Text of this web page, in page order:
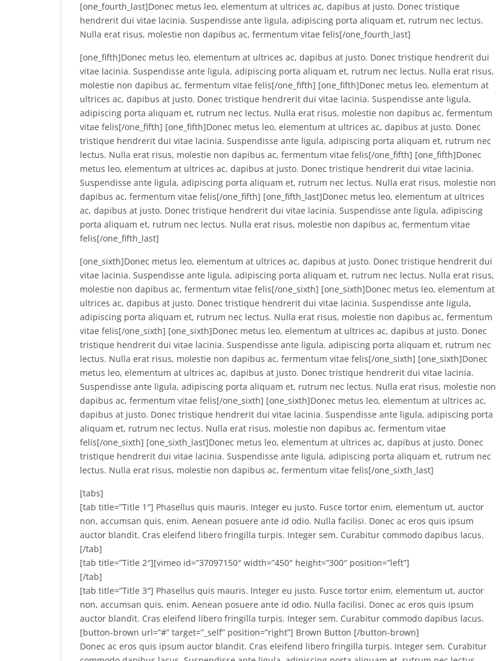
[one_fourth_last]Donec metus leo, elementum at ultrices ac, dapibus at justo. Donec tristique
hendrerit dui vitae lacinia. Suspendisse ante ligula, adipiscing porta aliquam et, rutrum nec lectus.
Nulla erat risus, molestie non dapibus ac, fermentum vitae felis[/one_fourth_last]
[one_fifth]Donec metus leo, elementum at ultrices ac, dapibus at justo. Donec tristique hendrerit dui
vitae lacinia. Suspendisse ante ligula, adipiscing porta aliquam et, rutrum nec lectus. Nulla erat risus,
molestie non dapibus ac, fermentum vitae felis[/one_fifth] [one_fifth]Donec metus leo, elementum at
ultrices ac, dapibus at justo. Donec tristique hendrerit dui vitae lacinia. Suspendisse ante ligula,
adipiscing porta aliquam et, rutrum nec lectus. Nulla erat risus, molestie non dapibus ac, fermentum
vitae felis[/one_fifth] [one_fifth]Donec metus leo, elementum at ultrices ac, dapibus at justo. Donec
tristique hendrerit dui vitae lacinia. Suspendisse ante ligula, adipiscing porta aliquam et, rutrum nec
lectus. Nulla erat risus, molestie non dapibus ac, fermentum vitae felis[/one_fifth] [one_fifth]Donec
metus leo, elementum at ultrices ac, dapibus at justo. Donec tristique hendrerit dui vitae lacinia.
Suspendisse ante ligula, adipiscing porta aliquam et, rutrum nec lectus. Nulla erat risus, molestie non
dapibus ac, fermentum vitae felis[/one_fifth] [one_fifth_last]Donec metus leo, elementum at ultrices
ac, dapibus at justo. Donec tristique hendrerit dui vitae lacinia. Suspendisse ante ligula, adipiscing
porta aliquam et, rutrum nec lectus. Nulla erat risus, molestie non dapibus ac, fermentum vitae
felis[/one_fifth_last]
[one_sixth]Donec metus leo, elementum at ultrices ac, dapibus at justo. Donec tristique hendrerit dui
vitae lacinia. Suspendisse ante ligula, adipiscing porta aliquam et, rutrum nec lectus. Nulla erat risus,
molestie non dapibus ac, fermentum vitae felis[/one_sixth] [one_sixth]Donec metus leo, elementum at
ultrices ac, dapibus at justo. Donec tristique hendrerit dui vitae lacinia. Suspendisse ante ligula,
adipiscing porta aliquam et, rutrum nec lectus. Nulla erat risus, molestie non dapibus ac, fermentum
vitae felis[/one_sixth] [one_sixth]Donec metus leo, elementum at ultrices ac, dapibus at justo. Donec
tristique hendrerit dui vitae lacinia. Suspendisse ante ligula, adipiscing porta aliquam et, rutrum nec
lectus. Nulla erat risus, molestie non dapibus ac, fermentum vitae felis[/one_sixth] [one_sixth]Donec
metus leo, elementum at ultrices ac, dapibus at justo. Donec tristique hendrerit dui vitae lacinia.
Suspendisse ante ligula, adipiscing porta aliquam et, rutrum nec lectus. Nulla erat risus, molestie non
dapibus ac, fermentum vitae felis[/one_sixth] [one_sixth]Donec metus leo, elementum at ultrices ac,
dapibus at justo. Donec tristique hendrerit dui vitae lacinia. Suspendisse ante ligula, adipiscing porta
aliquam et, rutrum nec lectus. Nulla erat risus, molestie non dapibus ac, fermentum vitae
felis[/one_sixth] [one_sixth_last]Donec metus leo, elementum at ultrices ac, dapibus at justo. Donec
tristique hendrerit dui vitae lacinia. Suspendisse ante ligula, adipiscing porta aliquam et, rutrum nec
lectus. Nulla erat risus, molestie non dapibus ac, fermentum vitae felis[/one_sixth_last]
[tabs]
[tab title=”Title 1″] Phasellus quis mauris. Integer eu justo. Fusce tortor enim, elementum ut, auctor
non, accumsan quis, enim. Aenean posuere ante id odio. Nulla facilisi. Donec ac eros quis ipsum
auctor blandit. Cras eleifend libero fringilla turpis. Integer sem. Curabitur commodo dapibus lacus.
[/tab]
[tab title=”Title 2″][vimeo id=”37097150″ width=”450″ height=”300″ position=”left”]
[/tab]
[tab title=”Title 3″] Phasellus quis mauris. Integer eu justo. Fusce tortor enim, elementum ut, auctor
non, accumsan quis, enim. Aenean posuere ante id odio. Nulla facilisi. Donec ac eros quis ipsum
auctor blandit. Cras eleifend libero fringilla turpis. Integer sem. Curabitur commodo dapibus lacus.
[button-brown url=”#” target=”_self” position=”right”] Brown Button [/button-brown]
Donec ac eros quis ipsum auctor blandit. Cras eleifend libero fringilla turpis. Integer sem. Curabitur